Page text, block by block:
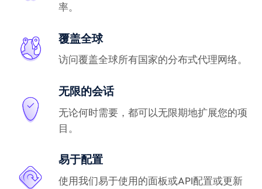
率。
覆盖全球
访问覆盖全球所有国家的分布式代理网络。
无限的会话
无论何时需要，都可以无限期地扩展您的项
目。
易于配置
使用我们易于使用的面板或API配置或更新